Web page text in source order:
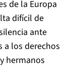
de la Europa
difícil de
ante
a los derechos
hermanos